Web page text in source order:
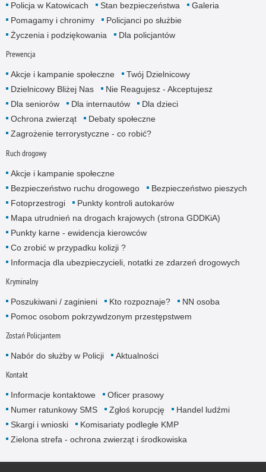
Policja w Katowicach Stan bezpieczeństwa
Galeria
Pomagamy i chronimy
Policjanci po służbie
Życzenia i podziękowania
Dla policjantów
Prewencja
Akcje i kampanie społeczne
Twój Dzielnicowy
Dzielnicowy Bliżej Nas
Nie Reagujesz - Akceptujesz
Dla seniorów
Dla internautów
Dla dzieci
Ochrona zwierząt
Debaty społeczne
Zagrożenie terrorystyczne - co robić?
Ruch drogowy
Akcje i kampanie społeczne
Bezpieczeństwo ruchu drogowego
Bezpieczeństwo pieszych
Fotoprzestrogi
Punkty kontroli autokarów
Mapa utrudnień na drogach krajowych (strona GDDKiA)
Punkty karne - ewidencja kierowców
Co zrobić w przypadku kolizji ?
Informacja dla ubezpieczycieli, notatki ze zdarzeń drogowych
Kryminalny
Poszukiwani / zaginieni Kto rozpoznaje?
NN osoba
Pomoc osobom pokrzywdzonym przestępstwem
Zostań Policjantem
Nabór do służby w Policji Aktualności
Kontakt
Informacje kontaktowe
Oficer prasowy
Numer ratunkowy SMS
Zgłoś korupcję
Handel ludźmi
Skargi i wnioski
Komisariaty podległe KMP
Zielona strefa - ochrona zwierząt i środkowiska